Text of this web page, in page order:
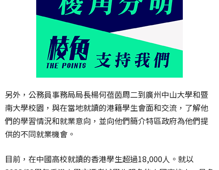
另外，公務員事務局局長楊何蓓茵周二到廣州中山大學和暨
南大學校園，與在當地就讀的港籍學生會面和交流，了解他
們的學習情況和就業意向，並向他們簡介特區政府為他們提
供的不同就業機會。
目前，在中國高校就讀的香港學生超過18,000人。就以